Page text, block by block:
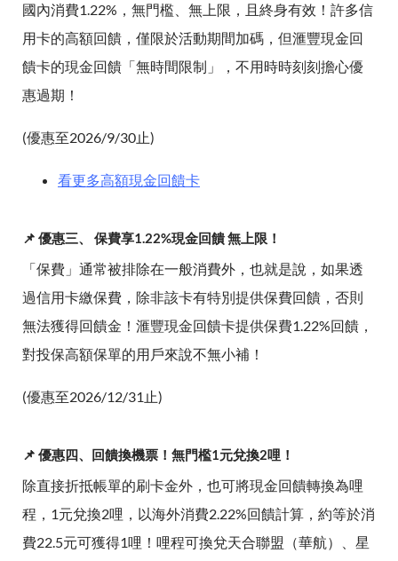
國內消費1.22%，無門檻、無上限，且終身有效！許多信
用卡的高額回饋，僅限於活動期間加碼，但滙豐現金回
饋卡的現金回饋「無時間限制」，不用時時刻刻擔心優
惠過期！
(優惠至2026/9/30止)
看更多高額現金回饋卡
📌 優惠三、 保費享1.22%現金回饋 無上限！
「保費」通常被排除在一般消費外，也就是說，如果透
過信用卡繳保費，除非該卡有特別提供保費回饋，否則
無法獲得回饋金！滙豐現金回饋卡提供保費1.22%回饋，
對投保高額保單的用戶來說不無小補！
(優惠至2026/12/31止)
📌 優惠四、回饋換機票！無門檻1元兌換2哩！
除直接折抵帳單的刷卡金外，也可將現金回饋轉換為哩
程，1元兌換2哩，以海外消費2.22%回饋計算，約等於消
費22.5元可獲得1哩！哩程可換兌天合聯盟（華航）、星